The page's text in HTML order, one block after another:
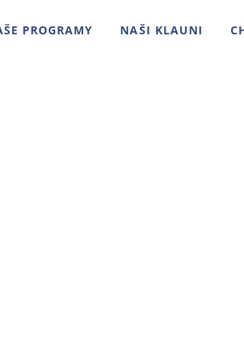
PROGRAMY NAŠI KLAUNI